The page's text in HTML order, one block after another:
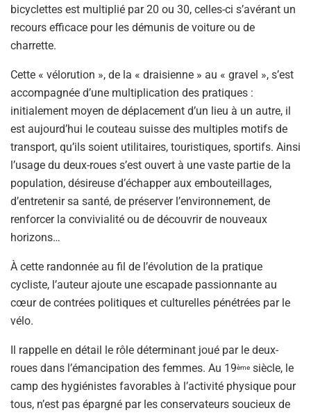
bicyclettes est multiplié par 20 ou 30, celles-ci s’avérant un
recours efficace pour les démunis de voiture ou de
charrette.
Cette « vélorution », de la « draisienne » au « gravel », s’est
accompagnée d’une multiplication des pratiques :
initialement moyen de déplacement d’un lieu à un autre, il
est aujourd’hui le couteau suisse des multiples motifs de
transport, qu’ils soient utilitaires, touristiques, sportifs. Ainsi
l’usage du deux-roues s’est ouvert à une vaste partie de la
population, désireuse d’échapper aux embouteillages,
d’entretenir sa santé, de préserver l’environnement, de
renforcer la convivialité ou de découvrir de nouveaux
horizons…
À cette randonnée au fil de l’évolution de la pratique
cycliste, l’auteur ajoute une escapade passionnante au
cœur de contrées politiques et culturelles pénétrées par le
vélo.
Il rappelle en détail le rôle déterminant joué par le deux-
roues dans l’émancipation des femmes. Au 19ème siècle, le
camp des hygiénistes favorables à l’activité physique pour
tous, n’est pas épargné par les conservateurs soucieux de